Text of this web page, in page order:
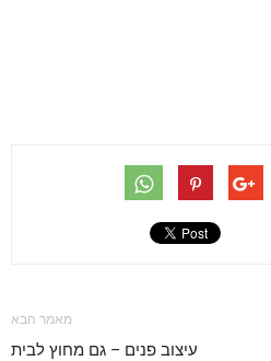
מאמר הבא
עיצוב פנים – גם מחוץ לבית